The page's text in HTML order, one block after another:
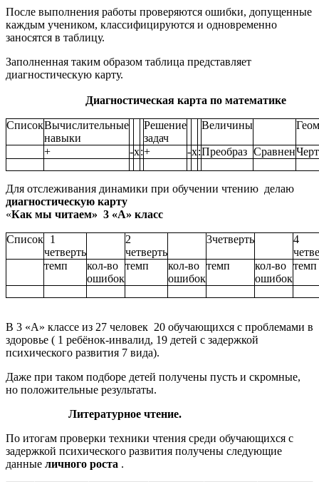
После выполнения работы проверяются ошибки, допущенные
каждым учеником, классифицируются и одновременно
заносятся в таблицу.
Заполненная таким образом таблица представляет
диагностическую карту.
Диагностическая карта по математике
СписокВычислительные
навыки
Решение
задач
Величины
+ -х:+ -х:Преобраз Сравнен
Для отслеживания динамики при обучении чтению делаю
диагностическую карту
«Как мы читаем» 3 «А» класс
Список 1
четверть
2
четверть
3четверть
4
темп
кол-во
ошибок
темп
кол-во
ошибок
темп
кол-во
ошибок
темп
В 3 «А» классе из 27 человек 20 обучающихся с проблемами в
здоровье ( 1 ребёнок-инвалид, 19 детей с задержкой
психического развития 7 вида).
Даже при таком подборе детей получены пусть и скромные,
но положительные результаты.
Литературное чтение.
По итогам проверки техники чтения среди обучающихся с
задержкой психического развития получены следующие
данные личного роста .